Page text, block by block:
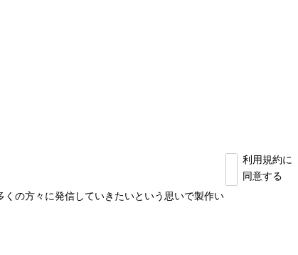
の方々に発信していきたいという思いで製作い
利用規約に
同意する